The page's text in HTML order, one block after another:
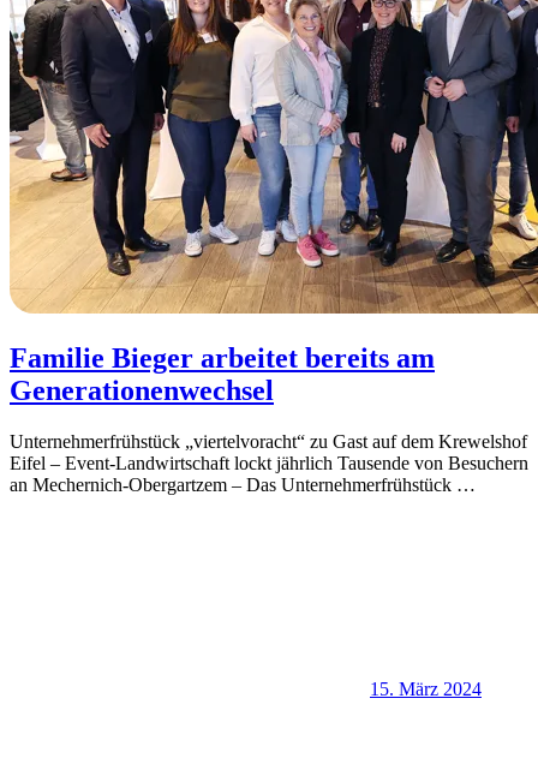
Familie Bieger arbeitet bereits am
Generationenwechsel
Unternehmerfrühstück „viertelvoracht“ zu Gast auf dem Krewelshof
Eifel – Event-Landwirtschaft lockt jährlich Tausende von Besuchern
an Mechernich-Obergartzem – Das Unternehmerfrühstück …
15. März 2024